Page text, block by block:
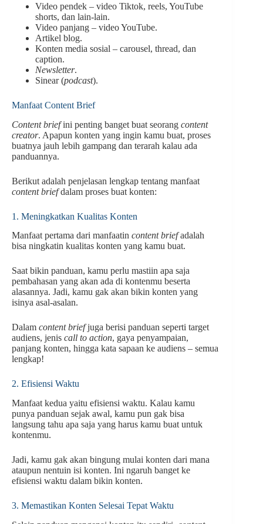
Video pendek – video Tiktok, reels, YouTube
shorts, dan lain-lain.
Video panjang – video YouTube.
Artikel blog.
Konten media sosial – carousel, thread, dan
caption.
Newsletter.
Sinear (podcast).
Manfaat Content Brief
Content briefini penting banget buat seorang content
creator. Apapun konten yang ingin kamu buat, proses
buatnya jauh lebih gampang dan terarah kalau ada
panduannya.
Berikut adalah penjelasan lengkap tentang manfaat
content briefdalam proses buat konten:
1. Meningkatkan Kualitas Konten
Manfaat pertama dari manfaatin content briefadalah
bisa ningkatin kualitas konten yang kamu buat.
Saat bikin panduan, kamu perlu mastiin apa saja
pembahasan yang akan ada di kontenmu beserta
alasannya. Jadi, kamu gak akan bikin konten yang
isinya asal-asalan.
Dalam content briefjuga berisi panduan seperti target
audiens, jenis call to action, gaya penyampaian,
panjang konten, hingga kata sapaan ke audiens – semua
lengkap!
2. Efisiensi Waktu
Manfaat kedua yaitu efisiensi waktu. Kalau kamu
punya panduan sejak awal, kamu pun gak bisa
langsung tahu apa saja yang harus kamu buat untuk
kontenmu.
Jadi, kamu gak akan bingung mulai konten dari mana
ataupun nentuin isi konten. Ini ngaruh banget ke
efisiensi waktu dalam bikin konten.
3. Memastikan Konten Selesai Tepat Waktu